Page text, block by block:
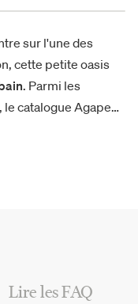
sur l'une des
cette petite oasis
. Parmi les
, le catalogue Agape
de la marque,
Lire les FAQ